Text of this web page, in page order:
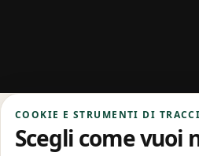
COOKIE E STRUMENTI DI
Scegli come vuoi